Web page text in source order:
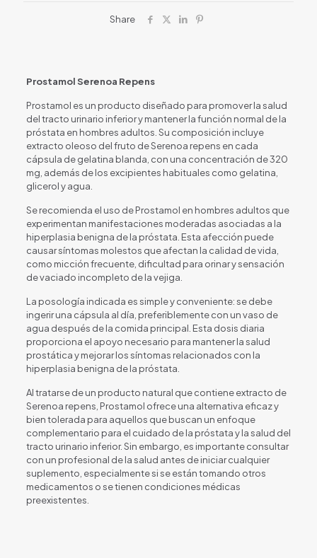
Share
Prostamol Serenoa Repens
Prostamol es un producto diseñado para promover la salud
del tracto urinario inferior y mantener la función normal de la
próstata en hombres adultos. Su composición incluye
extracto oleoso del fruto de Serenoa repens en cada
cápsula de gelatina blanda, con una concentración de 320
mg, además de los excipientes habituales como gelatina,
glicerol y agua.
Se recomienda el uso de Prostamol en hombres adultos que
experimentan manifestaciones moderadas asociadas a la
hiperplasia benigna de la próstata. Esta afección puede
causar síntomas molestos que afectan la calidad de vida,
como micción frecuente, dificultad para orinar y sensación
de vaciado incompleto de la vejiga.
La posología indicada es simple y conveniente: se debe
ingerir una cápsula al día, preferiblemente con un vaso de
agua después de la comida principal. Esta dosis diaria
proporciona el apoyo necesario para mantener la salud
prostática y mejorar los síntomas relacionados con la
hiperplasia benigna de la próstata.
Al tratarse de un producto natural que contiene extracto de
Serenoa repens, Prostamol ofrece una alternativa eficaz y
bien tolerada para aquellos que buscan un enfoque
complementario para el cuidado de la próstata y la salud del
tracto urinario inferior. Sin embargo, es importante consultar
con un profesional de la salud antes de iniciar cualquier
suplemento, especialmente si se están tomando otros
medicamentos o se tienen condiciones médicas
preexistentes.